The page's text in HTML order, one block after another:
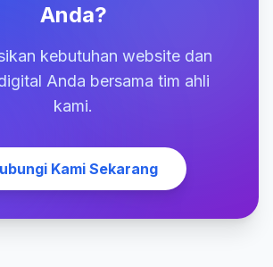
Anda?
kebutuhan website dan
Anda bersama tim ahli
kami.
Kami Sekarang